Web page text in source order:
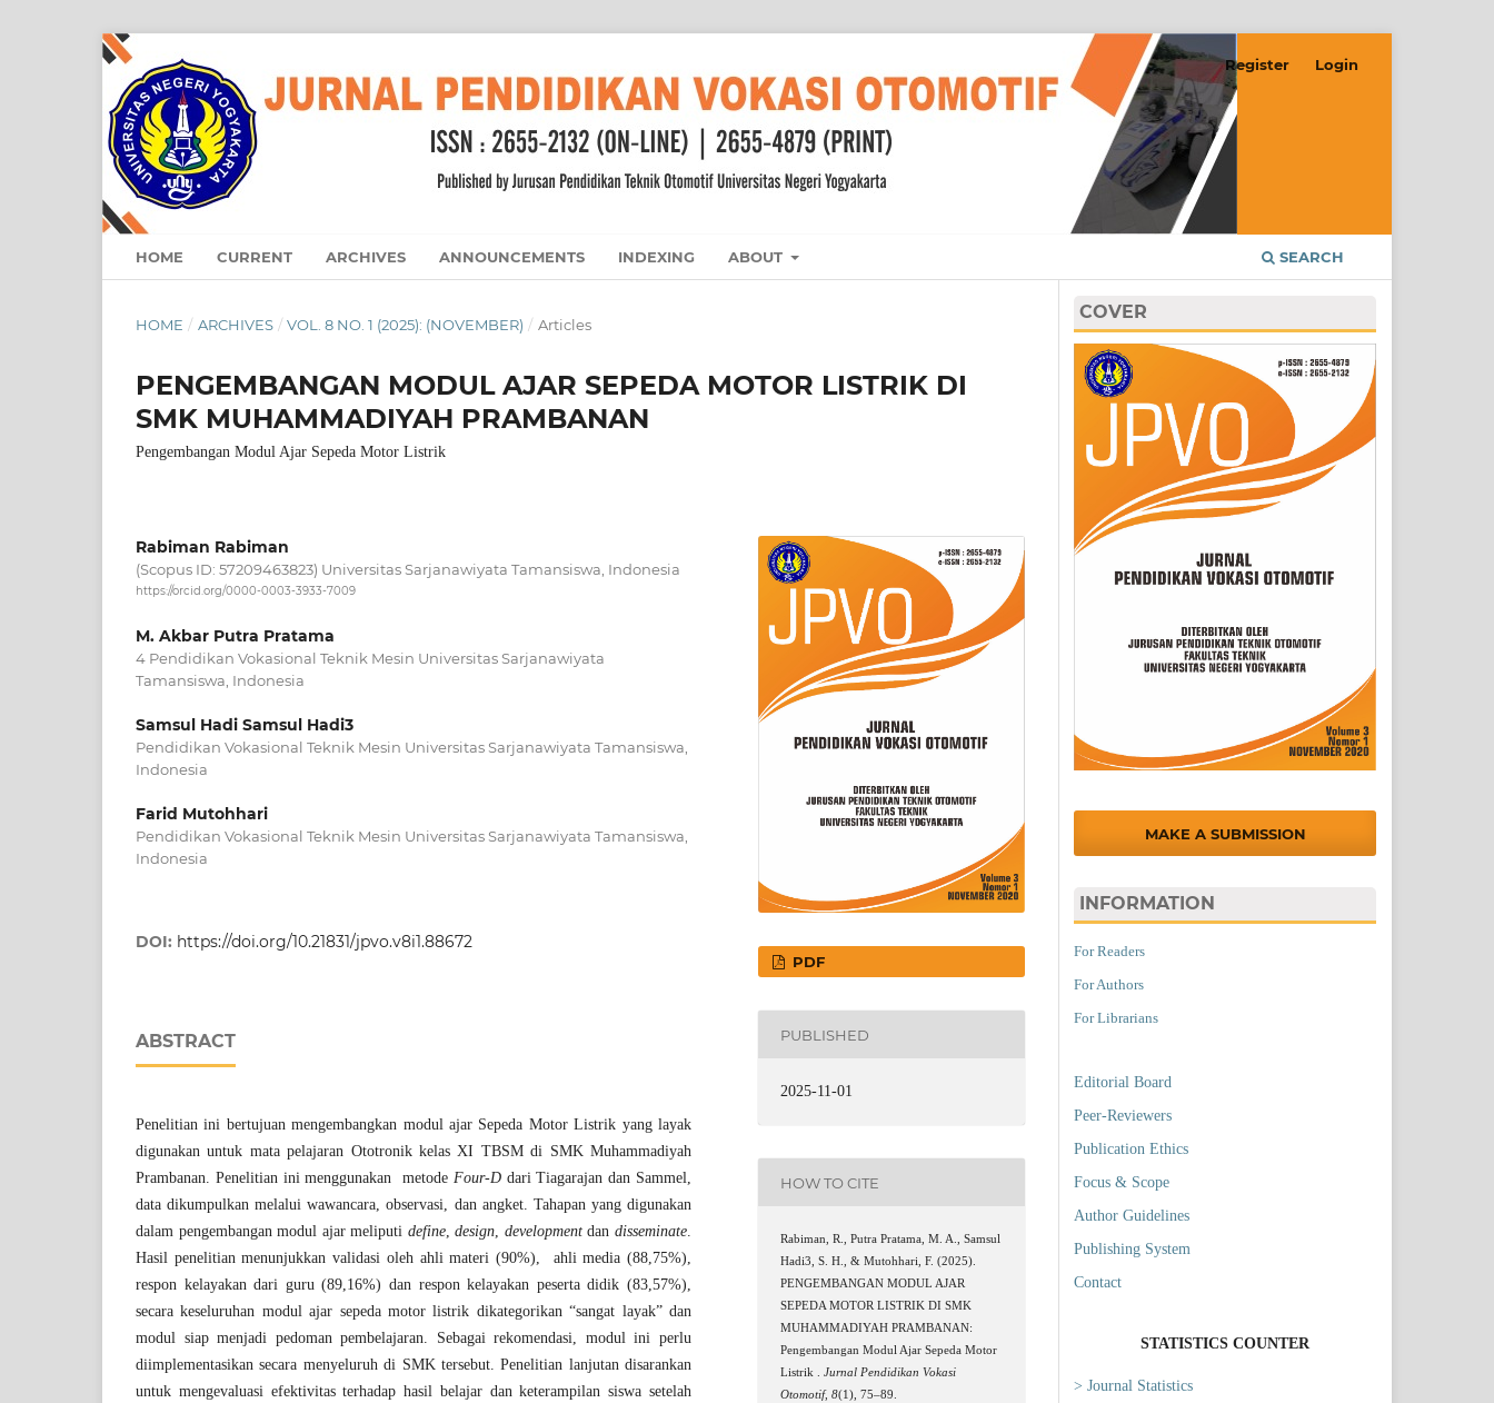
HOME CURRENT ARCHIVES ANNOUNCEMENTS INDEXING ABOUT SEARCH
Register Login
HOME / ARCHIVES / VOL. 8 NO. 1 (2025): (NOVEMBER) / Articles
PENGEMBANGAN MODUL AJAR SEPEDA MOTOR LISTRIK DI
SMK MUHAMMADIYAH PRAMBANAN
Pengembangan Modul Ajar Sepeda Motor Listrik
Rabiman Rabiman
(Scopus ID: 57209463823) Universitas Sarjanawiyata Tamansiswa, Indonesia
https://orcid.org/0000-0003-3933-7009
M. Akbar Putra Pratama
4 Pendidikan Vokasional Teknik Mesin Universitas Sarjanawiyata
Tamansiswa, Indonesia
Samsul Hadi Samsul Hadi3
Pendidikan Vokasional Teknik Mesin Universitas Sarjanawiyata Tamansiswa,
Indonesia
Farid Mutohhari
Pendidikan Vokasional Teknik Mesin Universitas Sarjanawiyata Tamansiswa,
Indonesia
DOI: https://doi.org/10.21831/jpvo.v8i1.88672
ABSTRACT
Penelitian ini bertujuan mengembangkan modul ajar Sepeda Motor Listrik yang layak
digunakan untuk mata pelajaran Ototronik kelas XI TBSM di SMK Muhammadiyah
Prambanan. Penelitian ini menggunakan metode Four-Ddari Tiagarajan dan Sammel,
data dikumpulkan melalui wawancara, observasi, dan angket. Tahapan yang digunakan
dalam pengembangan modul ajar meliputi define,design, developmentdandisseminate.
Hasil penelitian menunjukkan validasi oleh ahli materi (90%), ahli media (88,75%),
respon kelayakan dari guru (89,16%) dan respon kelayakan peserta didik (83,57%),
secara keseluruhan modul ajar sepeda motor listrik dikategorikan “sangat layak” dan
modul siap menjadi pedoman pembelajaran. Sebagai rekomendasi, modul ini perlu
diimplementasikan secara menyeluruh di SMK tersebut. Penelitian lanjutan disarankan
untuk mengevaluasi efektivitas terhadap hasil belajar dan keterampilan siswa setelah
PDF
PUBLISHED
2025-11-01
HOW TO CITE
Rabiman, R., Putra Pratama, M. A., Samsul
Hadi3, S. H., & Mutohhari, F. (2025).
PENGEMBANGAN MODUL AJAR
SEPEDA MOTOR LISTRIK DI SMK
MUHAMMADIYAH PRAMBANAN:
Pengembangan Modul Ajar Sepeda Motor
Listrik .Jurnal Pendidikan Vokasi
Otomotif,8(1), 75–89.
COVER
MAKE A SUBMISSION
INFORMATION
For Readers
For Authors
For Librarians
Editorial Board
Peer-Reviewers
Publication Ethics
Focus & Scope
Author Guidelines
Publishing System
Contact
STATISTICS COUNTER
> Journal Statistics